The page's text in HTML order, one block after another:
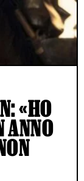
«HO
ANNO